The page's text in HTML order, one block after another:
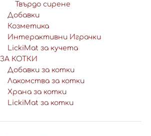
Твърдо сирене
Добавки
Козметика
Интерактивни Играчки
LickiMat за кучета
ЗА КОТКИ
Добавки за котки
Лакомства за котки
Храна за котки
LickiMat за котки